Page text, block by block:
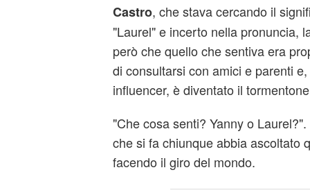
Castro, che stava cercando il
"Laurel" e incerto nella pronuncia,
però che quello che sentiva era
di consultarsi con amici e parenti
influencer, è diventato il
"Che cosa senti? Yanny o
che si fa chiunque abbia ascoltato
facendo il giro del mondo.